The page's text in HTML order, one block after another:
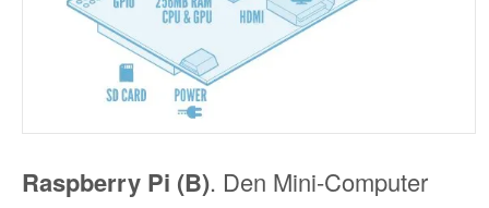
Raspberry Pi (B). Den Mini-Computer